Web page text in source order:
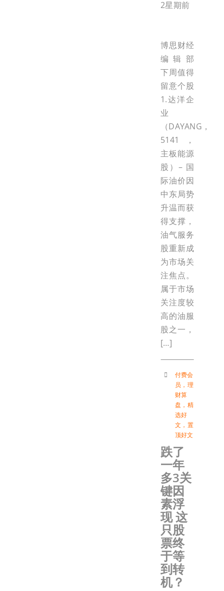
2星期前
博思财经
编辑部
下周值得
留意个股
1.达洋企
业
（DAYANG，
5141，
主板能源
股）– 国
际油价因
中东局势
升温而获
得支撑，
油气服务
股重新成
为市场关
注焦点。
属于市场
关注度较
高的油服
股之一，
[…]
付费会
员 ， 理
财算
盘 ， 精
选好
文 ， 置
顶好文
跌了
一年
多3关
键因
素浮
现 这
只股
票终
于等
到转
机？